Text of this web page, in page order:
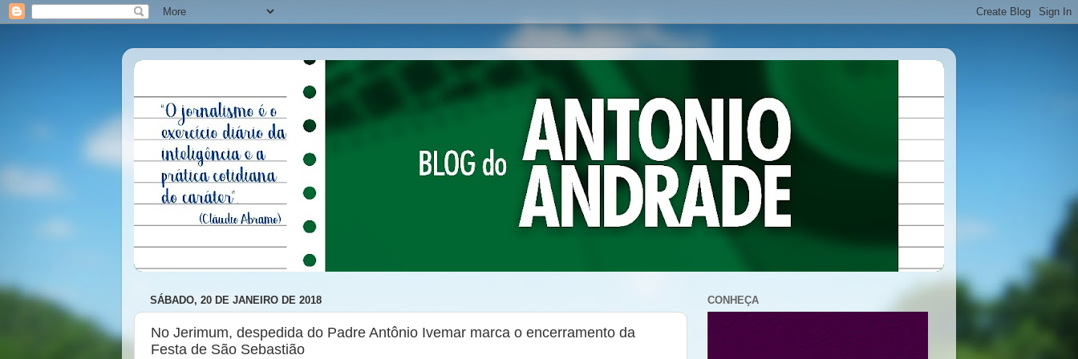
SÁBADO, 20 DE JANEIRO DE 2018
No Jerimum, despedida do Padre Antônio Ivemar marca o encerramento da
Festa de São Sebastião
CONHEÇA